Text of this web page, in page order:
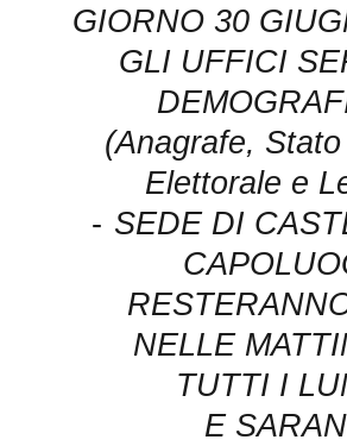
GIORNO 30
GLI UFFICI
(Anagrafe,
Elettorale e
- SEDE DI
NELLE
TUTTI I
E